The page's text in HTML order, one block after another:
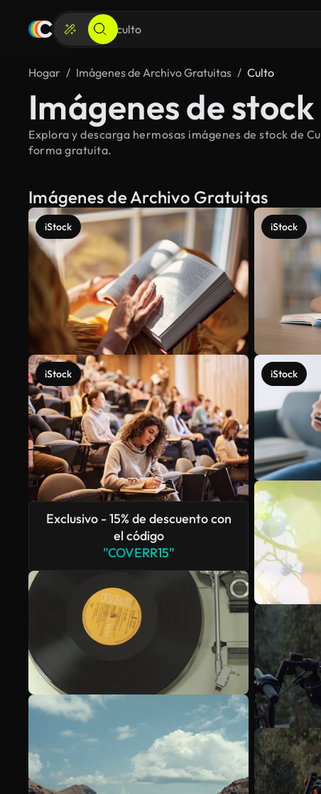
Hogar Imágenes de Archivo Gratuitas Culto
Imágenes de
Explora y descarga hermosas imágenes de stock de
forma gratuita.
Imágenes de Archivo Gratuitas
iStock
iStock
Exclusivo - 15% de descuento con
el código
"COVERR15"
iStock
iStock